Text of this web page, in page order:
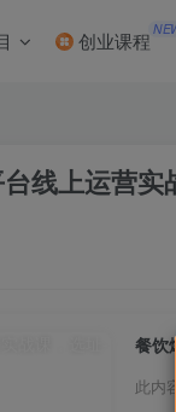
创业课程
线上运营
餐饮
此内